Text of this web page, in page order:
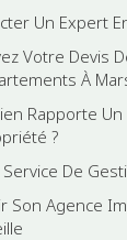
Un Expert
Votre Devis
À
Rapporte Un
?
De
Son Agence